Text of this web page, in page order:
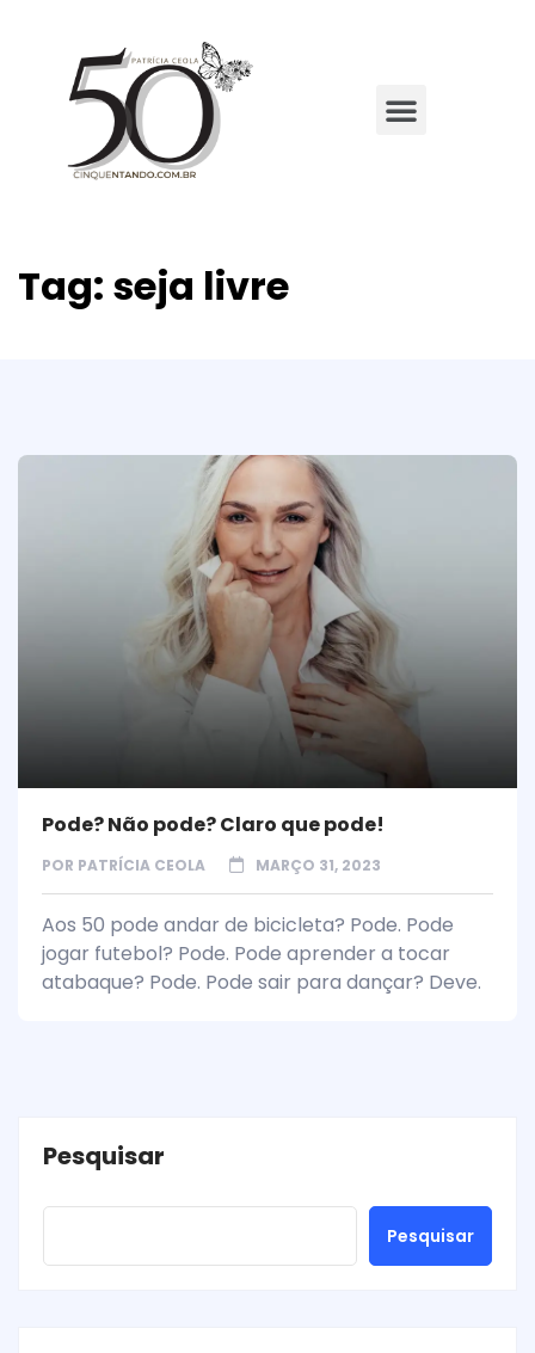
Tag: seja livre
Pode? Não pode? Claro que pode!
POR PATRÍCIA CEOLA MARÇO 31, 2023
Aos 50 pode andar de bicicleta? Pode. Pode
jogar futebol? Pode. Pode aprender a tocar
atabaque? Pode. Pode sair para dançar? Deve.
Pesquisar
Pesquisar